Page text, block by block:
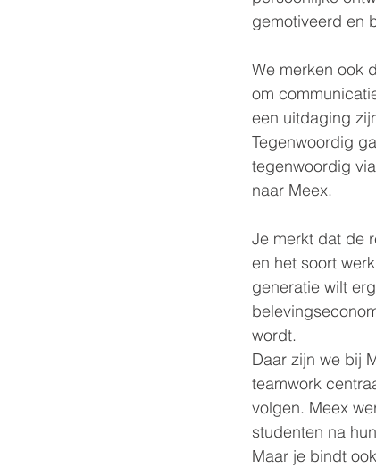
gemotiveerd en
We merken ook
om
een uitdaging
Tegenwoordig
tegenwoordig
naar Meex.
Je merkt dat de
en het soort
generatie wilt
wordt.
Daar zijn we bij
teamwork
volgen. Meex
studenten na
Maar je bindt